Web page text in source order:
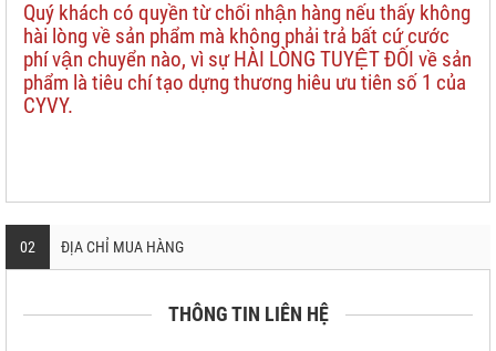
Quý khách có quyền từ chối nhận hàng nếu thấy không
hài lòng về sản phẩm mà không phải trả bất cứ cước
phí vận chuyển nào, vì sự HÀI LÒNG TUYỆT ĐỐI về sản
phẩm là tiêu chí tạo dựng thương hiêu ưu tiên số 1 của
CYVY.
02 ĐỊA CHỈ MUA HÀNG
THÔNG TIN LIÊN HỆ